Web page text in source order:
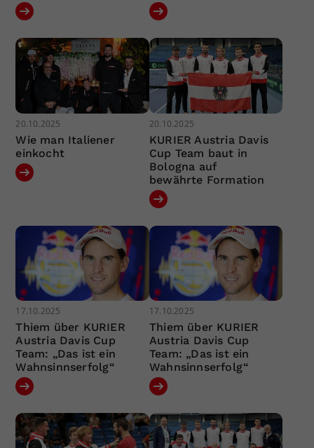
20.10.2025
Wie man Italiener
einkocht
20.10.2025
KURIER Austria Davis
Cup Team baut in
Bologna auf
bewährte Formation
17.10.2025
Thiem über KURIER
Austria Davis Cup
Team: „Das ist ein
Wahnsinnserfolg“
17.10.2025
Thiem über KURIER
Austria Davis Cup
Team: „Das ist ein
Wahnsinnserfolg“